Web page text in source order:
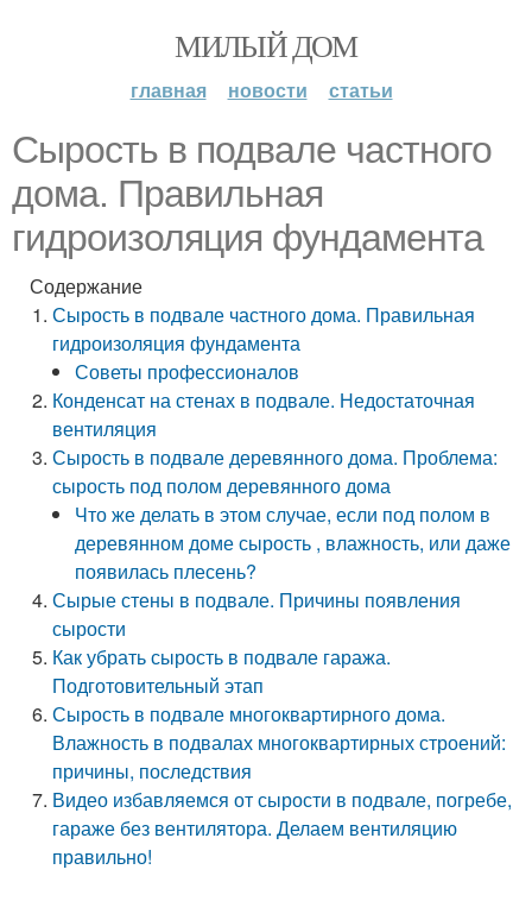
МИЛЫЙ ДОМ
главная новости статьи
Сырость в подвале частного
дома. Правильная
гидроизоляция фундамента
Содержание
Сырость в подвале частного дома. Правильная
гидроизоляция фундамента
Советы профессионалов
Конденсат на стенах в подвале. Недостаточная
вентиляция
Сырость в подвале деревянного дома. Проблема:
сырость под полом деревянного дома
Что же делать в этом случае, если под полом в
деревянном доме сырость , влажность, или даже
появилась плесень?
Сырые стены в подвале. Причины появления
сырости
Как убрать сырость в подвале гаража.
Подготовительный этап
Сырость в подвале многоквартирного дома.
Влажность в подвалах многоквартирных строений:
причины, последствия
Видео избавляемся от сырости в подвале, погребе,
гараже без вентилятора. Делаем вентиляцию
правильно!